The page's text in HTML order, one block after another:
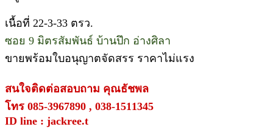
เนื้อที่ 22-3-33 ตรว.
ซอย 9 มิตรสัมพันธ์ บ้านปึก อ่างศิลา
ขายพร้อมใบอนุญาตจัดสรร ราคาไม่แรง
สนใจติดต่อสอบถาม คุณธัชพล
โทร 085-3967890 , 038-1511345
ID line : jackree.t